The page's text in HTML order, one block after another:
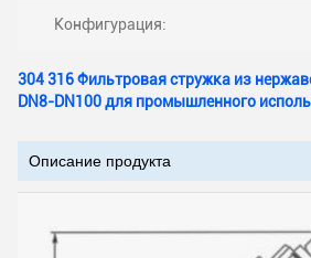
Конфигурация:
304 316 Фильтровая стружка из
DN8-DN100 для промышленного
Описание продукта